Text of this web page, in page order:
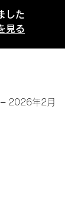
した
見る
2026年2月